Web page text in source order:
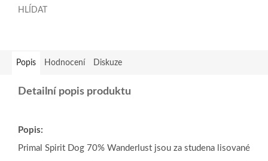
HLÍDAT
Popis Hodnocení Diskuze
Detailní popis produktu
Popis:
Primal Spirit Dog 70% Wanderlust jsou za studena lisované